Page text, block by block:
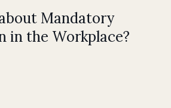
Mandatory
in the Workplace?